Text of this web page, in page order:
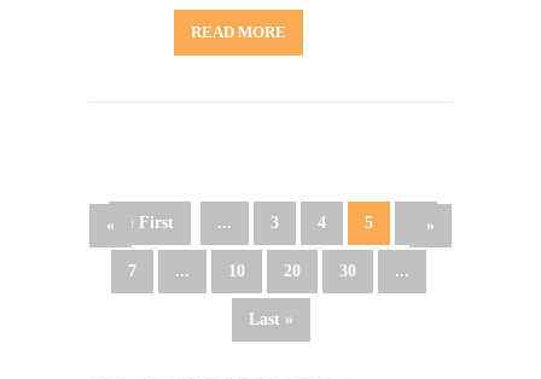
READ MORE
« First
« ... 3 4 5
7 ... 10 20 30 ...
»
Last »